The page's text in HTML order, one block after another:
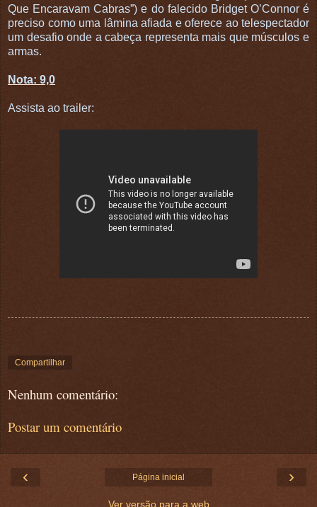
Que Encaravam Cabras”) e do falecido Bridget O’Connor é
preciso como uma lâmina afiada e oferece ao telespectador
um desafio onde a cabeça representa mais que músculos e
armas.
Nota: 9,0
Assista ao trailer:
Compartilhar
Nenhum comentário:
Postar um comentário
‹ ›
Página inicial
Ver versão para a web